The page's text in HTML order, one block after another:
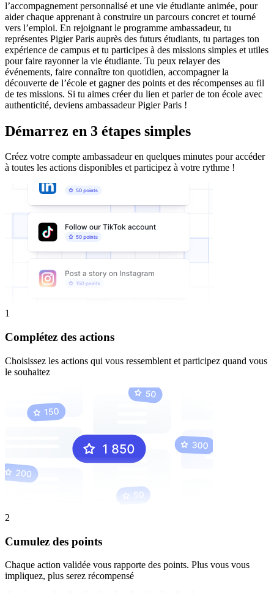
l’accompagnement personnalisé et une vie étudiante animée, pour
aider chaque apprenant à construire un parcours concret et tourné
vers l’emploi. En rejoignant le programme ambassadeur, tu
représentes Pigier Paris auprès des futurs étudiants, tu partages ton
expérience de campus et tu participes à des missions simples et utiles
pour faire rayonner la vie étudiante. Tu peux relayer des
événements, faire connaître ton quotidien, accompagner la
découverte de l’école et gagner des points et des récompenses au fil
de tes missions. Si tu aimes créer du lien et parler de ton école avec
authenticité, deviens ambassadeur Pigier Paris !
Démarrez en 3 étapes simples
Créez votre compte ambassadeur en quelques minutes pour accéder
à toutes les actions disponibles et participez à votre rythme !
1
Complétez des actions
Choisissez les actions qui vous ressemblent et participez quand vous
le souhaitez
2
Cumulez des points
Chaque action validée vous rapporte des points. Plus vous vous
impliquez, plus serez récompensé